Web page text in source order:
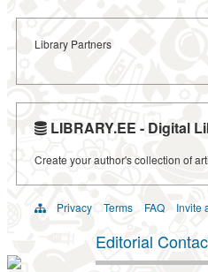
Library Partners
LIBRARY.EE - Digital
Create your author's collection of
Privacy Terms FAQ Invite
Editorial